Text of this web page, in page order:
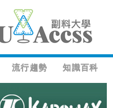
流行趨勢 知識百科